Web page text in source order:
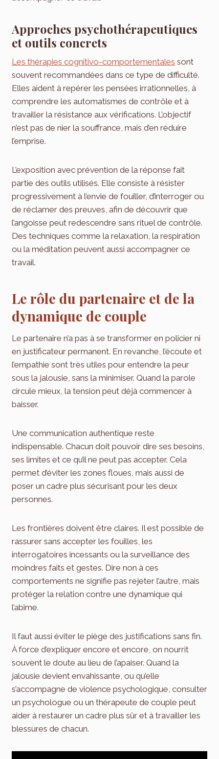
Approches psychothérapeutiques
et outils concrets
Les thérapies cognitivo-comportementales sont
souvent recommandées dans ce type de difficulté.
Elles aident à repérer les pensées irrationnelles, à
comprendre les automatismes de contrôle et à
travailler la résistance aux vérifications. L’objectif
n’est pas de nier la souffrance, mais d’en réduire
l’emprise.
L’exposition avec prévention de la réponse fait
partie des outils utilisés. Elle consiste à résister
progressivement à l’envie de fouiller, d’interroger ou
de réclamer des preuves, afin de découvrir que
l’angoisse peut redescendre sans rituel de contrôle.
Des techniques comme la relaxation, la respiration
ou la méditation peuvent aussi accompagner ce
travail.
Le rôle du partenaire et de la
dynamique de couple
Le partenaire n’a pas à se transformer en policier ni
en justificateur permanent. En revanche, l’écoute et
l’empathie sont très utiles pour entendre la peur
sous la jalousie, sans la minimiser. Quand la parole
circule mieux, la tension peut déjà commencer à
baisser.
Une communication authentique reste
indispensable. Chacun doit pouvoir dire ses besoins,
ses limites et ce qu’il ne peut pas accepter. Cela
permet d’éviter les zones floues, mais aussi de
poser un cadre plus sécurisant pour les deux
personnes.
Les frontières doivent être claires. Il est possible de
rassurer sans accepter les fouilles, les
interrogatoires incessants ou la surveillance des
moindres faits et gestes. Dire non à ces
comportements ne signifie pas rejeter l’autre, mais
protéger la relation contre une dynamique qui
l’abîme.
Il faut aussi éviter le piège des justifications sans fin.
À force d’expliquer encore et encore, on nourrit
souvent le doute au lieu de l’apaiser. Quand la
jalousie devient envahissante, ou qu’elle
s’accompagne de violence psychologique, consulter
un psychologue ou un thérapeute de couple peut
aider à restaurer un cadre plus sûr et à travailler les
blessures de chacun.